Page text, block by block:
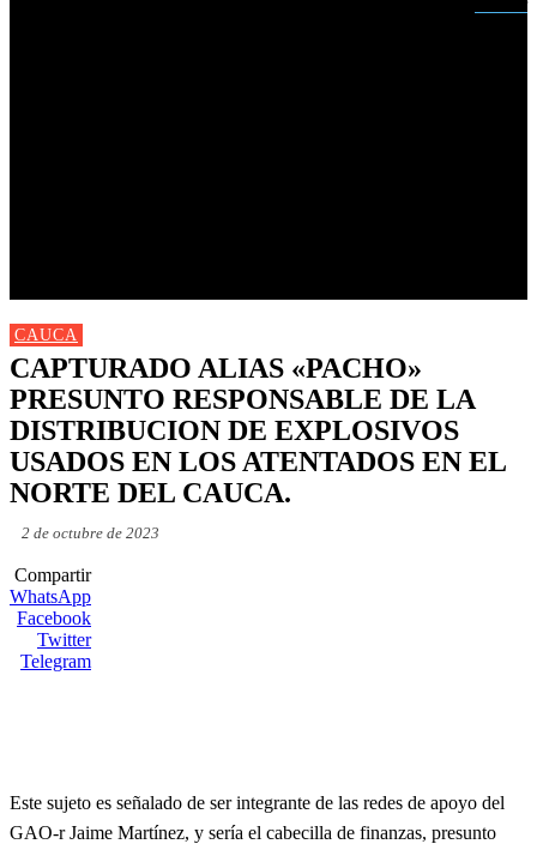
CAUCA
CAPTURADO ALIAS «PACHO»
PRESUNTO RESPONSABLE DE LA
DISTRIBUCION DE EXPLOSIVOS
USADOS EN LOS ATENTADOS EN EL
NORTE DEL CAUCA.
2 de octubre de 2023
Compartir
WhatsApp
Facebook
Twitter
Telegram
Este sujeto es señalado de ser integrante de las redes de apoyo del
GAO-r Jaime Martínez, y sería el cabecilla de finanzas, presunto